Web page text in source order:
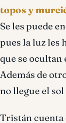
topos y
Se les puede
pues la luz les
que se ocultan
Además de
no llegue el
Tristán cuenta